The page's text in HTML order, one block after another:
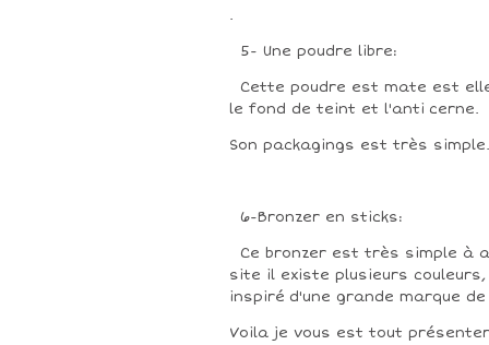
.
5- Une poudre libre:
Cette poudre est mate est
le fond de teint et l'anti cerne.
Son packagings est très simple.
6-Bronzer en sticks:
Ce bronzer est très simple à
site il existe plusieurs
inspiré d'une grande marque
Voila je vous est tout